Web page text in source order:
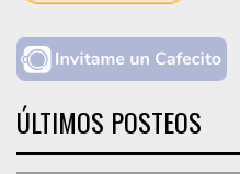
ÚLTIMOS POSTEOS